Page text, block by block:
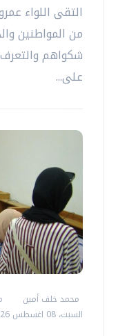
التقى اللواء
من المواطنين
شكواهم
على...
محمد خلف أمين
السبت، 08 اغسطس 2026 04:21 م